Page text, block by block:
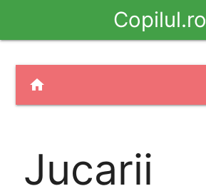
Copilul.ro
home
Jucarii